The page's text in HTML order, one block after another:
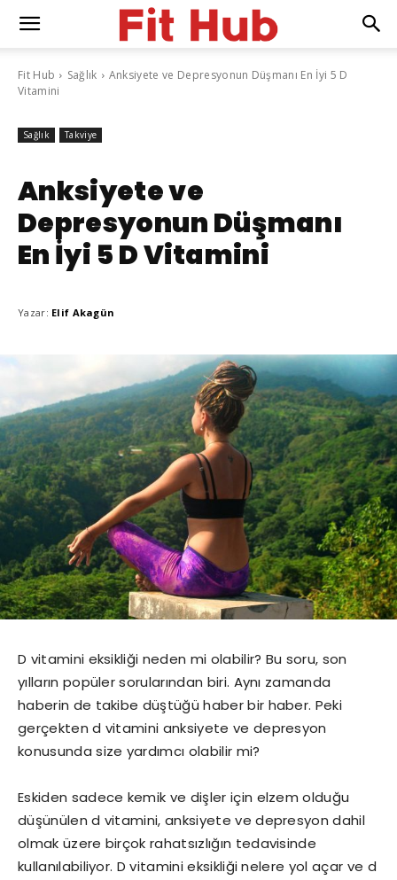
Fit Hub Sağlık
Anksiyete ve Depresyonun Düşmanı En İyi 5 D
Vitamini
Sağlık Takviye
Anksiyete ve
Depresyonun Düşmanı
En İyi 5 D Vitamini
Yazar: Elif Akagün
D vitamini eksikliği neden mi olabilir? Bu soru, son
yılların popüler sorularından biri. Aynı zamanda
haberin de takibe düştüğü haber bir haber. Peki
gerçekten d vitamini anksiyete ve depresyon
konusunda size yardımcı olabilir mi?
Eskiden sadece kemik ve dişler için elzem olduğu
düşünülen d vitamini, anksiyete ve depresyon dahil
olmak üzere birçok rahatsızlığın tedavisinde
kullanılabiliyor. D vitamini eksikliği nelere yol açar ve d